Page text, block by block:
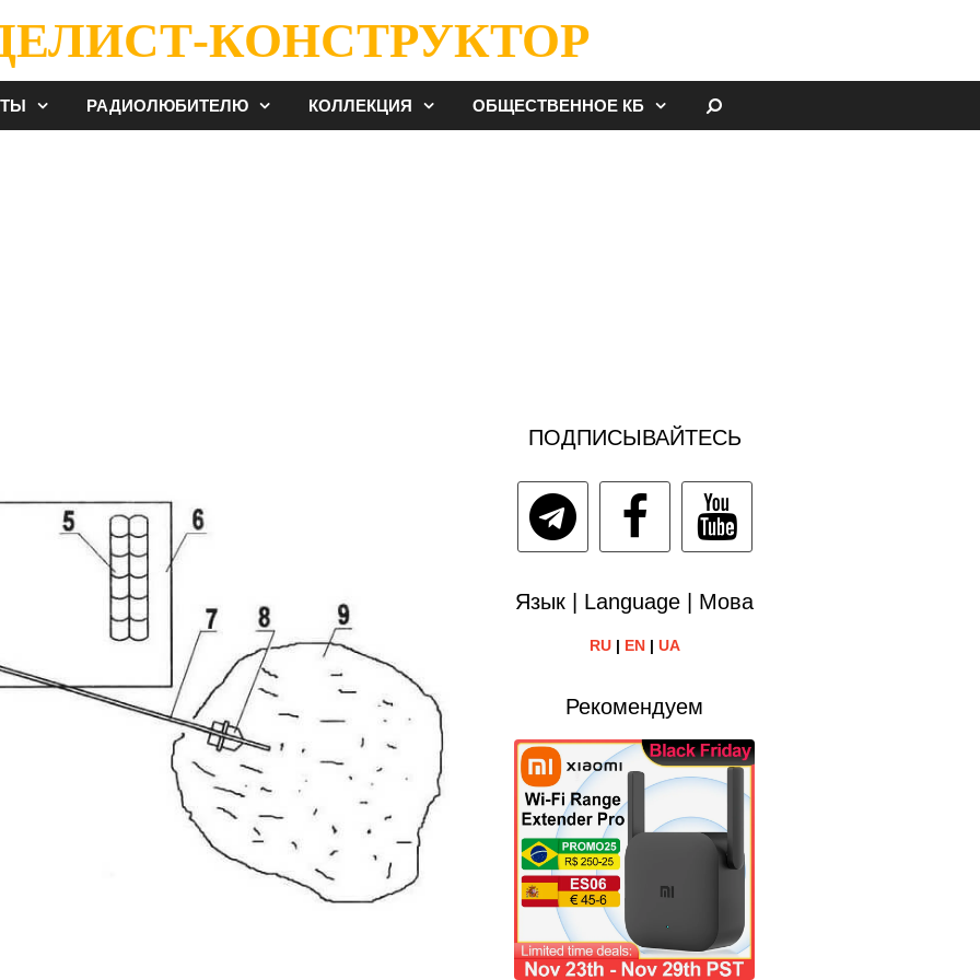
КОНСТРУКТОР
РАДИОЛЮБИТЕЛЮ КОЛЛЕКЦИЯ ОБЩЕСТВЕННОЕ КБ
ПОДПИСЫВАЙТЕСЬ
Язык | Language | Мова
RU| EN| UA
Рекомендуем